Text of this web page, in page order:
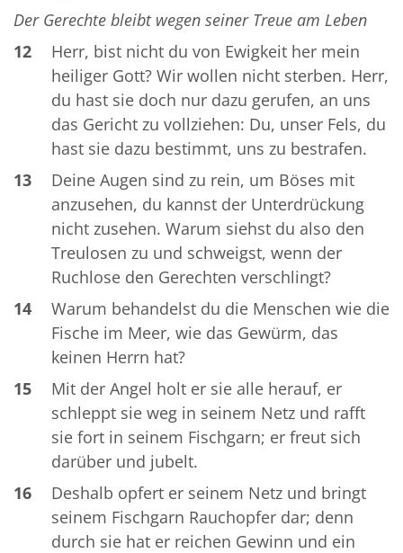
Der Gerechte bleibt wegen seiner Treue am Leben
12
Herr, bist nicht du von Ewigkeit her mein
heiliger Gott? Wir wollen nicht sterben. Herr,
du hast sie doch nur dazu gerufen, an uns
das Gericht zu vollziehen: Du, unser Fels, du
hast sie dazu bestimmt, uns zu bestrafen.
13
Deine Augen sind zu rein, um Böses mit
anzusehen, du kannst der Unterdrückung
nicht zusehen. Warum siehst du also den
Treulosen zu und schweigst, wenn der
Ruchlose den Gerechten verschlingt?
14
Warum behandelst du die Menschen wie die
Fische im Meer, wie das Gewürm, das
keinen Herrn hat?
15
Mit der Angel holt er sie alle herauf, er
schleppt sie weg in seinem Netz und rafft
sie fort in seinem Fischgarn; er freut sich
darüber und jubelt.
16
Deshalb opfert er seinem Netz und bringt
seinem Fischgarn Rauchopfer dar; denn
durch sie hat er reichen Gewinn und ein